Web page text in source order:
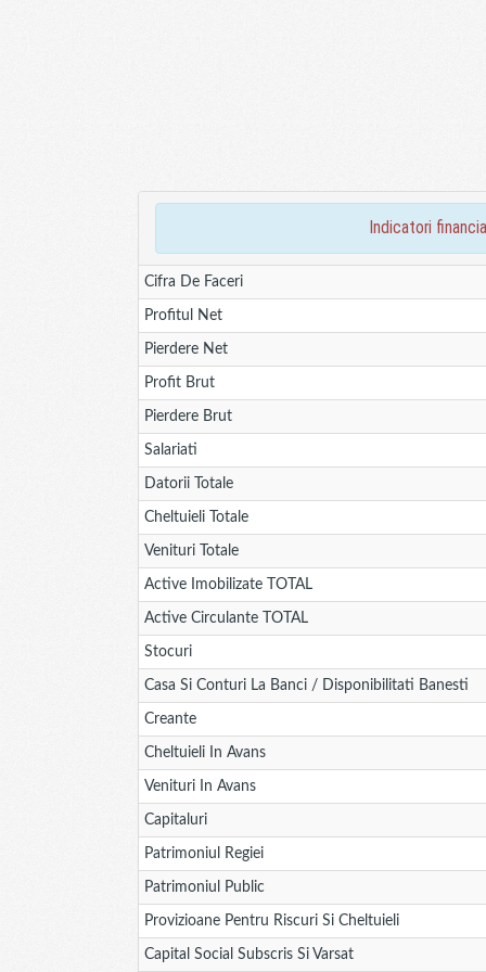
indicatori
Cifra De Faceri
Profitul Net
Pierdere Net
Profit Brut
Pierdere Brut
Salariati
Datorii Totale
Cheltuieli Totale
Venituri Totale
Active Imobilizate TOTAL
Active Circulante TOTAL
Stocuri
Casa Si Conturi La Banci / Disponibilitati Banesti
Creante
Cheltuieli In Avans
Venituri In Avans
Capitaluri
Patrimoniul Regiei
Patrimoniul Public
Provizioane Pentru Riscuri Si Cheltuieli
Capital Social Subscris Si Varsat